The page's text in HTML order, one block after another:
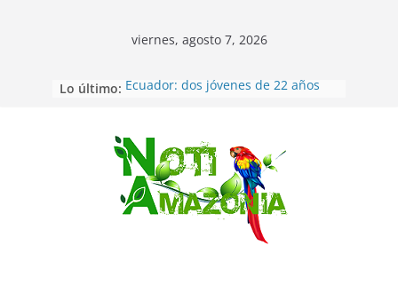
Saltar
viernes, agosto 7, 2026
Lo último: Ecuador: dos jóvenes de 22 años
Sentencian a 34 años de prisión a
implicados en caso de Alison,
oriunda de Tena
Vozinha, el arquero sensación de
cabo Verde, ya llegó para
incorporarse a Colo Colo de Chile
Pastaza: la parroquia Diez de